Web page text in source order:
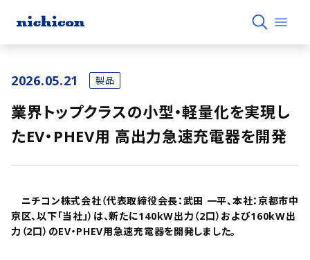
2026.05.21 製品
業界トップクラスの小型・軽量化を実現し
たEV・PHEV用 高出力急速充電器を開発
ニチコン株式会社（代表取締役会長：武田 一平、本社：京都市中
京区、以下「当社」）は、新たに140kW出力（2口）および160kW出
力（2口）のEV・PHEV用急速充電器を開発しました。